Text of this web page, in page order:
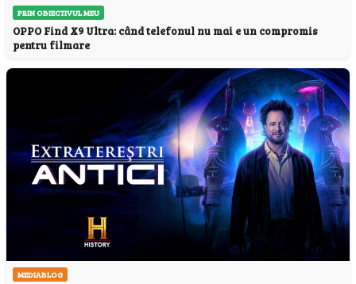
PRIN OBIECTIVUL MEU
OPPO Find X9 Ultra: când telefonul nu mai e un compromis
pentru filmare
MEDIABLOG